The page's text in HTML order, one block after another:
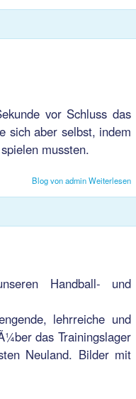
vor Schluss das
sich aber selbst, indem
mussten.
Weiterlesen
Blog von admin
Handball- und
lehrreiche und
das Trainingslager
Neuland. Bilder mit